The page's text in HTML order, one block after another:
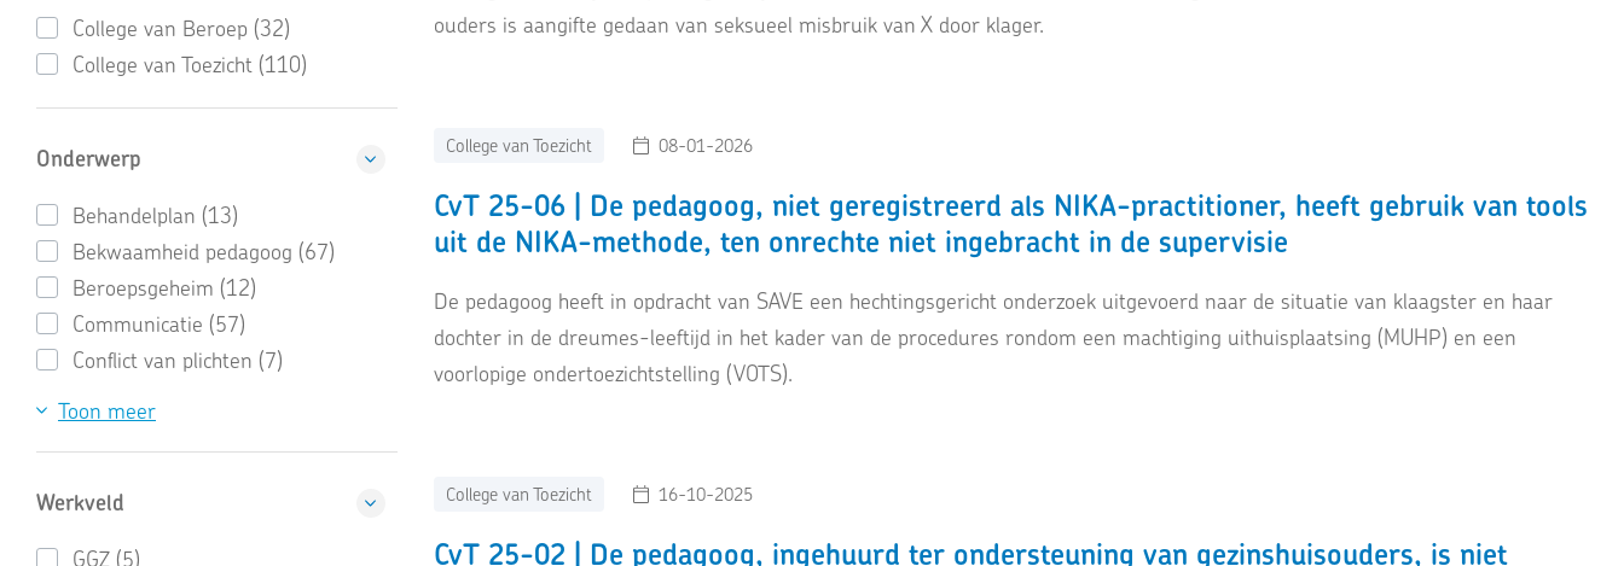
College van Beroep (32)
College van Toezicht (110)
Onderwerp
Behandelplan (13)
Bekwaamheid pedagoog (67)
Beroepsgeheim (12)
Communicatie (57)
Conflict van plichten (7)
Toon meer
Werkveld
GGZ (5)
ouders is aangifte gedaan van seksueel misbruik van X door klager.
College van Toezicht 08-01-2026
CvT 25-06 | De pedagoog, niet geregistreerd als NIKA-practitioner, heeft gebruik van tools
uit de NIKA-methode, ten onrechte niet ingebracht in de supervisie
De pedagoog heeft in opdracht van SAVE een hechtingsgericht onderzoek uitgevoerd naar de situatie van klaagster en haar
dochter in de dreumes-leeftijd in het kader van de procedures rondom een machtiging uithuisplaatsing (MUHP) en een
voorlopige ondertoezichtstelling (VOTS).
College van Toezicht 16-10-2025
CvT 25-02 | De pedagoog, ingehuurd ter ondersteuning van gezinshuisouders, is niet